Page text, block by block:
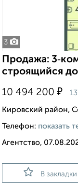
3
Продажа:
строящийся
10 494 200 ₽
Кировский район,
Телефон: показать
Агентство,
В закладки